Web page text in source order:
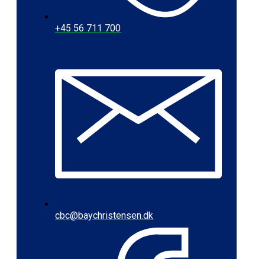
+45 56 711 700
cbc@baychristensen.dk